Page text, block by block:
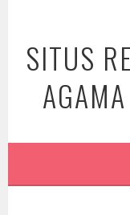
content
SITUS